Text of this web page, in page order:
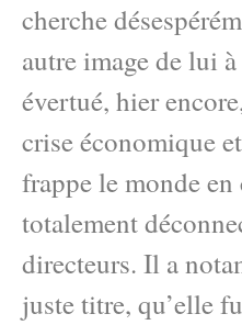
cherche
autre image de lui
évertué, hier
crise économique
frappe le monde en
totalement
directeurs. Il a
juste titre, qu’elle